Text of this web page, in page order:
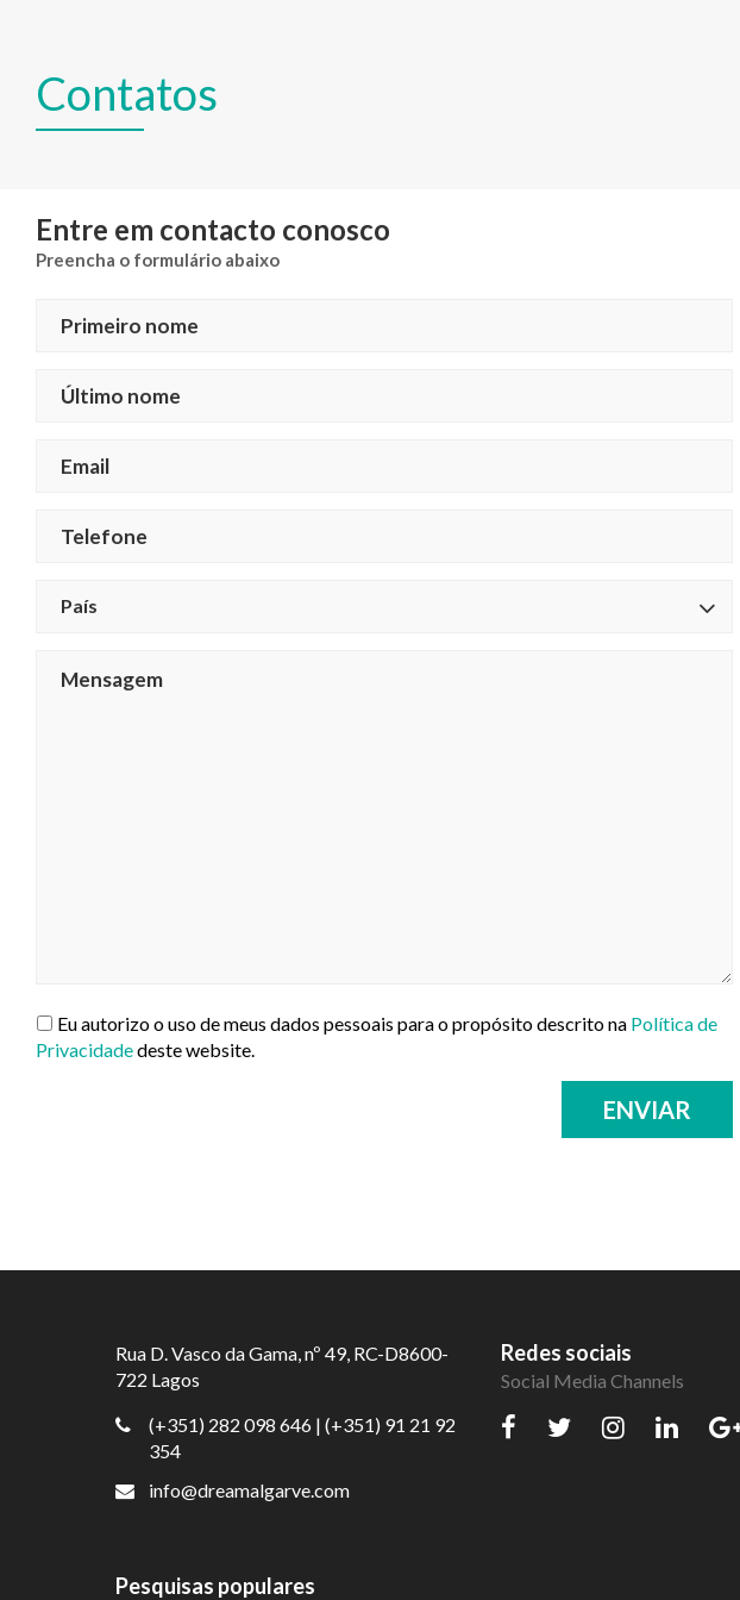
Contatos
Entre em contacto conosco
Preencha o formulário abaixo
País
Eu autorizo o uso de meus dados pessoais para o propósito descrito na Política de
Privacidadedeste website.
ENVIAR
Rua D. Vasco da Gama, nº 49, RC-D8600-
722 Lagos
(+351) 282 098 646 | (+351) 91 21 92
354
info@dreamalgarve.com
Redes sociais
Social Media Channels
Pesquisas populares